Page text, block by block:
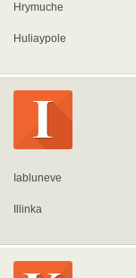
Hrymuche
Huliaypole
Iabluneve
Illinka